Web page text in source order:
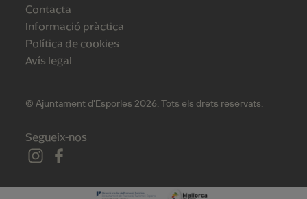
Contacta
Informació pràctica
Política de cookies
Avís legal
© Ajuntament d'Esporles 2026. Tots els drets reservats.
Segueix-nos